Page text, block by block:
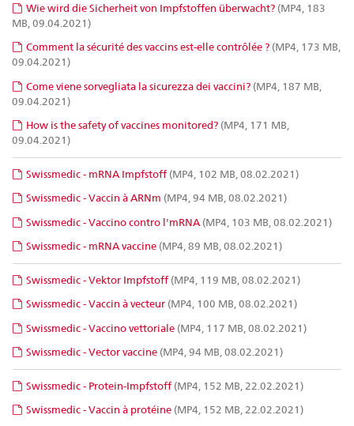
Wie wird die Sicherheit von Impfstoffen überwacht? (MP4, 183
MB, 09.04.2021)
Comment la sécurité des vaccins est-elle contrôlée ? (MP4, 173 MB,
09.04.2021)
Come viene sorvegliata la sicurezza dei vaccini? (MP4, 187 MB,
09.04.2021)
How is the safety of vaccines monitored? (MP4, 171 MB,
09.04.2021)
Swissmedic - mRNA Impfstoff (MP4, 102 MB, 08.02.2021)
Swissmedic - Vaccin à ARNm (MP4, 94 MB, 08.02.2021)
Swissmedic - Vaccino contro l'mRNA (MP4, 103 MB, 08.02.2021)
Swissmedic - mRNA vaccine (MP4, 89 MB, 08.02.2021)
Swissmedic - Vektor Impfstoff (MP4, 119 MB, 08.02.2021)
Swissmedic - Vaccin à vecteur (MP4, 100 MB, 08.02.2021)
Swissmedic - Vaccino vettoriale (MP4, 117 MB, 08.02.2021)
Swissmedic - Vector vaccine (MP4, 94 MB, 08.02.2021)
Swissmedic - Protein-Impfstoff (MP4, 152 MB, 22.02.2021)
Swissmedic - Vaccin à protéine (MP4, 152 MB, 22.02.2021)